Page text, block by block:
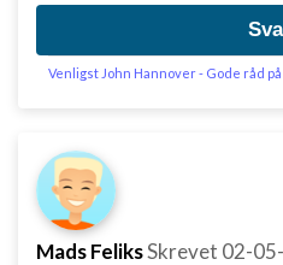
Venligst John Hannover - Gode råd
Mads FeliksSkrevet 02-